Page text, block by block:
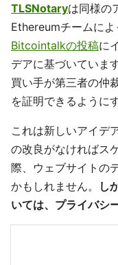
TLSNotaryは同様の
Ethereumチームに
Bitcointalkの投稿に
デアに基づいていま
買い手が第三者の仲
を証明できるように
これは新しいアイデ
の改良がなければス
際、ウェブサイトの
かもしれません。
し
いては、プライバシ